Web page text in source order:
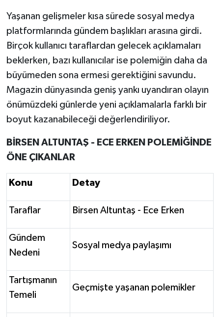
Yaşanan gelişmeler kısa sürede sosyal medya
platformlarında gündem başlıkları arasına girdi.
Birçok kullanıcı taraflardan gelecek açıklamaları
beklerken, bazı kullanıcılar ise polemiğin daha da
büyümeden sona ermesi gerektiğini savundu.
Magazin dünyasında geniş yankı uyandıran olayın
önümüzdeki günlerde yeni açıklamalarla farklı bir
boyut kazanabileceği değerlendiriliyor.
BİRSEN ALTUNTAŞ - ECE ERKEN POLEMİĞİNDE
ÖNE ÇIKANLAR
Konu Detay
Taraflar Birsen Altuntaş - Ece Erken
Gündem
Nedeni
Sosyal medya paylaşımı
Tartışmanın
Temeli
Geçmişte yaşanan polemikler